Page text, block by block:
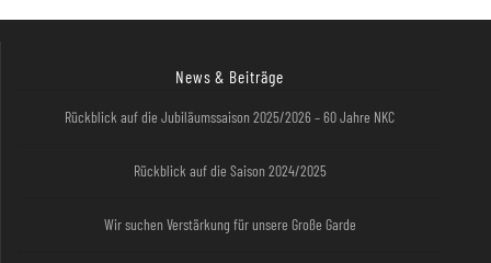
News & Beiträge
Rückblick auf die Jubiläumssaison 2025/2026 – 60 Jahre NKC
Rückblick auf die Saison 2024/2025
Wir suchen Verstärkung für unsere Große Garde